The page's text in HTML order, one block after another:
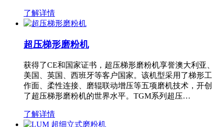
了解详情
超压梯形磨粉机
获得了CE和国家证书，超压梯形磨粉机享誉澳大利亚、
美国、英国、西班牙等客户国家。该机型采用了梯形工
作面、柔性连接、磨辊联动增压等五项磨机技术，开创
了超压梯形磨粉机的世界水平。TGM系列超压…
了解详情